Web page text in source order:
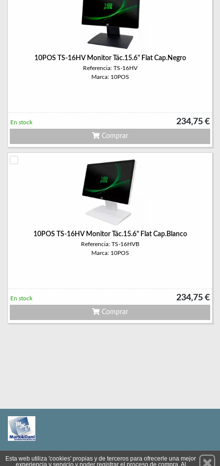
10POS TS-16HV Monitor Tác.15.6" Flat Cap.Negro
Referencia: TS-16HV
Marca: 10POS
234,75 €
En stock
Comprar
10POS TS-16HV Monitor Tác.15.6" Flat Cap.Blanco
Referencia: TS-16HVB
Marca: 10POS
234,75 €
En stock
Comprar
Esta web utiliza 'cookies' propias y de terceros para ofrecerle una mejor
experiencia y servicio y poder registrar el proceso de compra. Al